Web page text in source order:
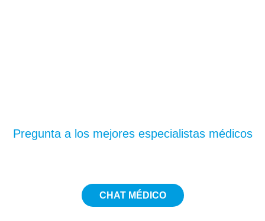
Pregunta a los mejores especialistas médicos
CHAT MÉDICO